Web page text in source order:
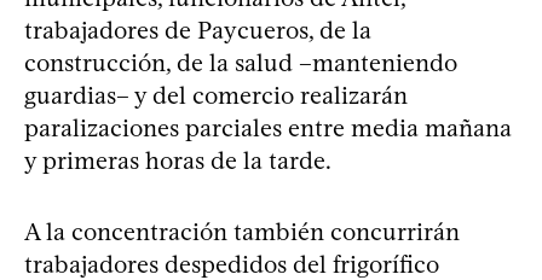
trabajadores de Paycueros, de la
construcción, de la salud –manteniendo
guardias– y del comercio realizarán
paralizaciones parciales entre media mañana
y primeras horas de la tarde.
A la concentración también concurrirán
trabajadores despedidos del frigorífico